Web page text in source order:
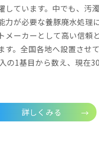
しています。中でも、汚
力が必要な養豚廃水処理に
メーカーとして高い信頼
す。全国各地へ設置させ
の1基目から数え、現在
詳しくみる